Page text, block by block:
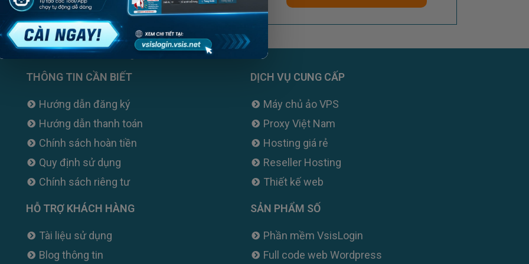
hãy gọi ngay cho chúng tôi
THÔNG TIN CẦN BIẾT
Hướng dẫn đăng ký
Hướng dẫn thanh toán
Chính sách hoàn tiền
Quy định sử dụng
Chính sách riêng tư
HỖ TRỢ KHÁCH HÀNG
Tài liệu sử dụng
Blog thông tin
DỊCH VỤ CUNG CẤP
Máy chủ ảo VPS
Proxy Việt Nam
Hosting giá rẻ
Reseller Hosting
Thiết kế web
SẢN PHẨM SỐ
Phần mềm VsisLogin
Full code web Wordpress